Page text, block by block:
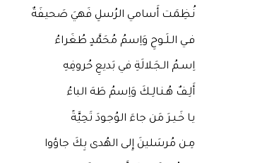
نُـظِمَت أَسامي الرُسلِ فَهيَ صَحيفَةٌ
فـي الـلَـوحِ وَاِسمُ مُحَمَّدٍ طُغَراءُ
اِسـمُ الـجَـلالَةِ في بَديعِ حُروفِهِ
أَلِـفٌ هُـنـالِـكَ وَاِسمُ طَهَ الباءُ
يـا خَـيـرَ مَن جاءَ الوُجودَ تَحِيَّةً
مِـن مُرسَلينَ إِلى الهُدى بِكَ جاؤوا